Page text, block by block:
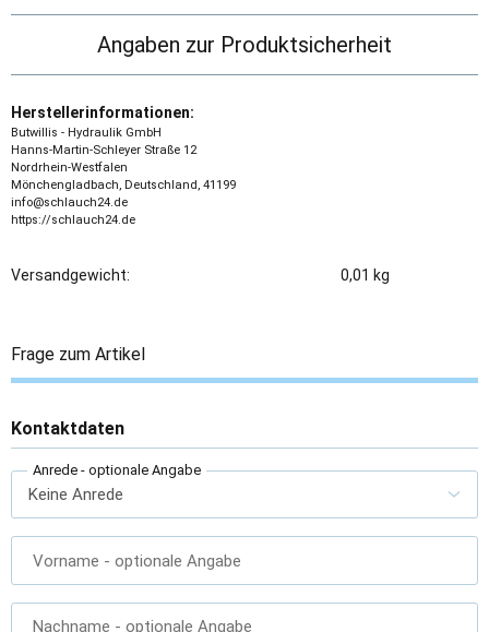
Angaben zur Produktsicherheit
Herstellerinformationen:
Butwillis - Hydraulik GmbH
Hanns-Martin-Schleyer Straße 12
Nordrhein-Westfalen
Mönchengladbach, Deutschland, 41199
info@schlauch24.de
https://schlauch24.de
Versandgewicht: 0,01 kg
Frage zum Artikel
Kontaktdaten
Anrede - optionale Angabe
Vorname - optionale Angabe
Nachname - optionale Angabe